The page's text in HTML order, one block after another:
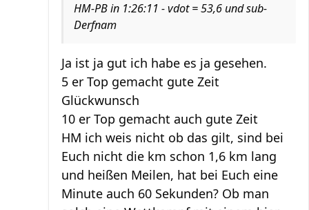
HM-PB in 1:26:11 - vdot = 53,6 und sub-
Derfnam
Ja ist ja gut ich habe es ja gesehen.
5 er Top gemacht gute Zeit
Glückwunsch
10 er Top gemacht auch gute Zeit
HM ich weis nicht ob das gilt, sind bei
Euch nicht die km schon 1,6 km lang
und heißen Meilen, hat bei Euch eine
Minute auch 60 Sekunden? Ob man